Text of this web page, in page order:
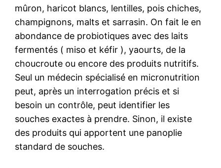
mûron, haricot blancs, lentilles, pois chiches,
champignons, malts et sarrasin. On fait le en
abondance de probiotiques avec des laits
fermentés ( miso et kéfir ), yaourts, de la
choucroute ou encore des produits nutritifs.
Seul un médecin spécialisé en micronutrition
peut, après un interrogation précis et si
besoin un contrôle, peut identifier les
souches exactes à prendre. Sinon, il existe
des produits qui apportent une panoplie
standard de souches.